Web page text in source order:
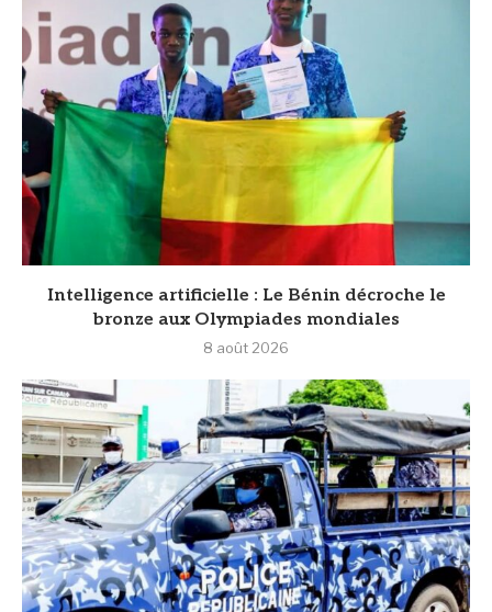
Intelligence artificielle : Le Bénin décroche le
bronze aux Olympiades mondiales
8 août 2026